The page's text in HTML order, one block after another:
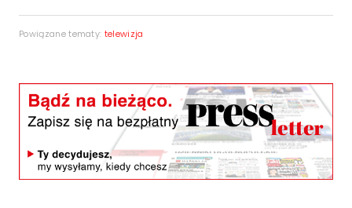
Powiązane tematy: telewizja